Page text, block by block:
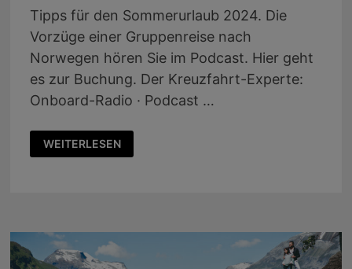
Tipps für den Sommerurlaub 2024. Die
Vorzüge einer Gruppenreise nach
Norwegen hören Sie im Podcast. Hier geht
es zur Buchung. Der Kreuzfahrt-Experte:
Onboard-Radio · Podcast …
PODCAST
31:
NORWEGEN
WEITERLESEN